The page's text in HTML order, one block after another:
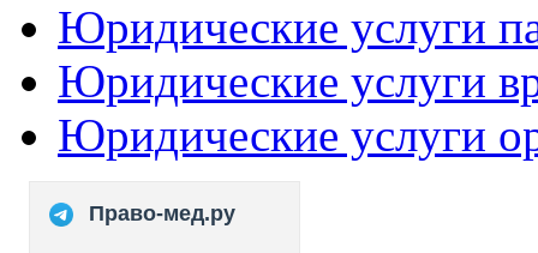
Юридические услуги
Юридические услуги
Юридические услуги
Право-мед.ру